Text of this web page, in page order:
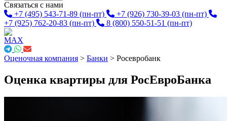
Связаться с нами
+7 (495) 543-71-89 (пн-пт) +7 (926) 730-39-03 (пн-пт)
+7 (925) 762-20-83 (пн-пт) 8 (800) 550-51-51 (пн-пт)
Оценочная компания > Банки > Росевробанк
Оценка квартиры для РосЕвроБанка